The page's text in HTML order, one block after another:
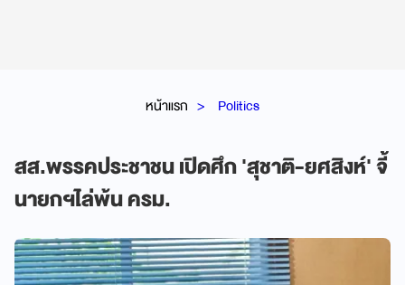
หน้าแรก Politics
สส.พรรคประชาชน เปิดศึก 'สุชาติ-ยศสิงห์' จี้
นายกฯไล่พ้น ครม.